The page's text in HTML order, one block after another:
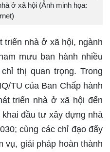
ở xã hội (Ảnh minh họa:
triển nhà ở xã hội, ngành
mưu ban hành nhiều
thị quan trọng. Trong
TU của Ban Chấp hành
triển nhà ở xã hội đến
đầu tư xây dựng nhà
cùng các chỉ đạo đẩy
vụ, giải pháp hoàn thành